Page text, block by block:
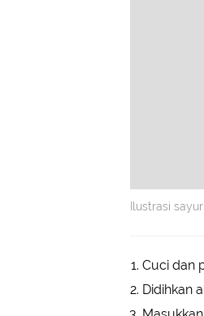
Ilustrasi
Cuci dan
Didihkan